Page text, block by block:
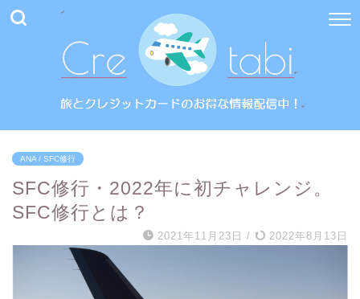
ANA / SFC修行
SFC修行・2022年に初チャレンジ。
SFC修行とは？
2021年11月23日 / 2022年8月13日